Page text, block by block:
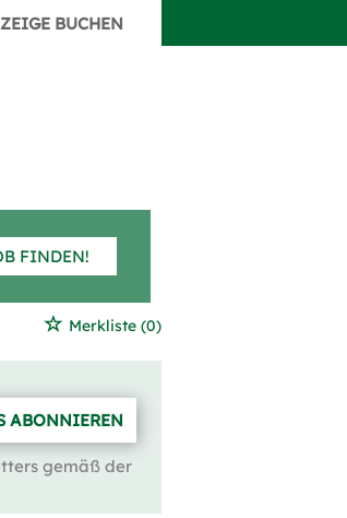
BUCHEN
FINDEN!
Merkliste (0)
ABONNIEREN
gemäß der